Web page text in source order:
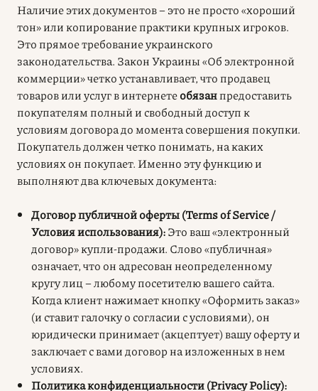
Наличие этих документов – это не просто «хороший
тон» или копирование практики крупных игроков.
Это прямое требование украинского
законодательства. Закон Украины «Об электронной
коммерции» четко устанавливает, что продавец
товаров или услуг в интернетеобязанпредоставить
покупателям полный и свободный доступ к
условиям договора до момента совершения покупки.
Покупатель должен четко понимать, на каких
условиях он покупает. Именно эту функцию и
выполняют два ключевых документа:
Договор публичной оферты (Terms of Service /
Условия использования):Это ваш «электронный
договор» купли-продажи. Слово «публичная»
означает, что он адресован неопределенному
кругу лиц – любому посетителю вашего сайта.
Когда клиент нажимает кнопку «Оформить заказ»
(и ставит галочку о согласии с условиями), он
юридически принимает (акцептует) вашу оферту и
заключает с вами договор на изложенных в нем
условиях.
Политика конфиденциальности (Privacy Policy):